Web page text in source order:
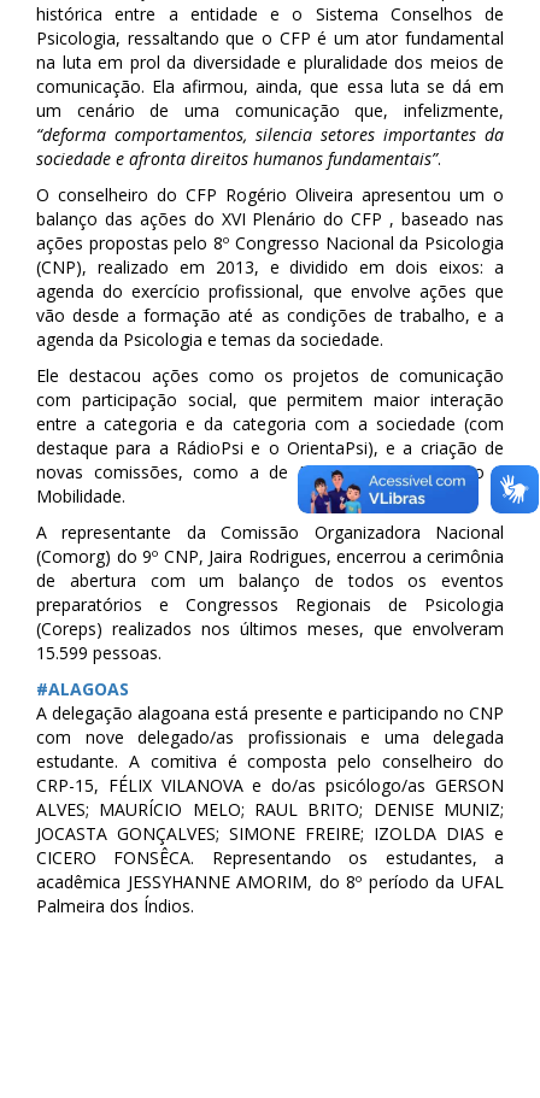
histórica entre a entidade e o Sistema Conselhos de
Psicologia, ressaltando que o CFP é um ator fundamental
na luta em prol da diversidade e pluralidade dos meios de
comunicação. Ela afirmou, ainda, que essa luta se dá em
um cenário de uma comunicação que, infelizmente,
“deforma comportamentos, silencia setores importantes da
sociedade e afronta direitos humanos fundamentais”.
O conselheiro do CFP Rogério Oliveira apresentou um o
balanço das ações do XVI Plenário do CFP , baseado nas
ações propostas pelo 8º Congresso Nacional da Psicologia
(CNP), realizado em 2013, e dividido em dois eixos: a
agenda do exercício profissional, que envolve ações que
vão desde a formação até as condições de trabalho, e a
agenda da Psicologia e temas da sociedade.
Ele destacou ações como os projetos de comunicação
com participação social, que permitem maior interação
entre a categoria e da categoria com a sociedade (com
destaque para a RádioPsi e o OrientaPsi), e a criação de
novas comissões, como a de Psicologia do Trânsito e
Mobilidade.
A representante da Comissão Organizadora Nacional
(Comorg) do 9º CNP, Jaira Rodrigues, encerrou a cerimônia
de abertura com um balanço de todos os eventos
preparatórios e Congressos Regionais de Psicologia
(Coreps) realizados nos últimos meses, que envolveram
15.599 pessoas.
‪#‎ALAGOAS‬
A delegação alagoana está presente e participando no CNP
com nove delegado/as profissionais e uma delegada
estudante. A comitiva é composta pelo conselheiro do
CRP-15, FÉLIX VILANOVA e do/as psicólogo/as GERSON
ALVES; MAURÍCIO MELO; RAUL BRITO; DENISE MUNIZ;
JOCASTA GONÇALVES; SIMONE FREIRE; IZOLDA DIAS e
CICERO FONSÊCA. Representando os estudantes, a
acadêmica JESSYHANNE AMORIM, do 8º período da UFAL
Palmeira dos Índios.